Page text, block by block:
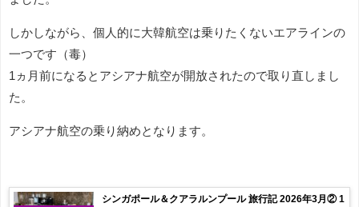
しかしながら、個人的に大韓航空は乗りたくないエアラインの
一つです（毒）
1ヵ月前になるとアシアナ航空が開放されたので取り直しまし
た。
アシアナ航空の乗り納めとなります。
シンガポール＆クアラルンプール 旅行記 2026年3月② 1